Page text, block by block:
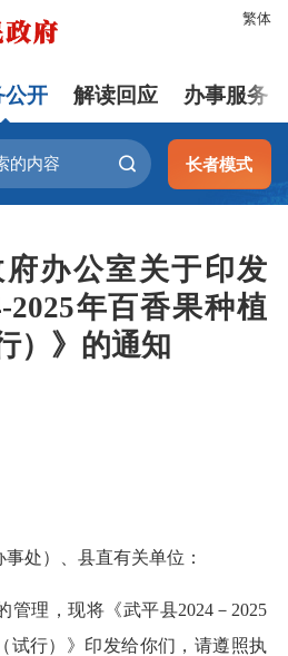
繁体
公开 解读回应 办事服务
长者模式
办公室关于印发
2025年百香果种植
）》的通知
处）、县直有关单位：
理，现将《武平县2024－2025
试行）》印发给你们，请遵照执